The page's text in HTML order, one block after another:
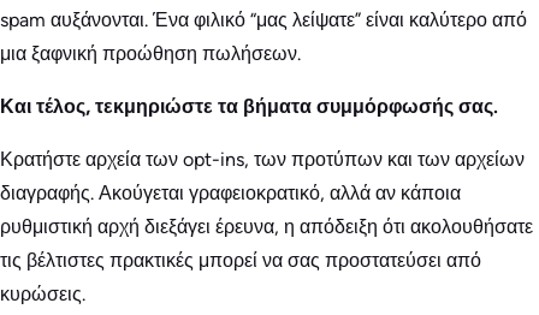
spam αυξάνονται. Ένα φιλικό “μας λείψατε” είναι καλύτερο από
μια ξαφνική προώθηση πωλήσεων.
Και τέλος, τεκμηριώστε τα βήματα συμμόρφωσής σας.
Κρατήστε αρχεία των opt-ins, των προτύπων και των αρχείων
διαγραφής. Ακούγεται γραφειοκρατικό, αλλά αν κάποια
ρυθμιστική αρχή διεξάγει έρευνα, η απόδειξη ότι ακολουθήσατε
τις βέλτιστες πρακτικές μπορεί να σας προστατεύσει από
κυρώσεις.